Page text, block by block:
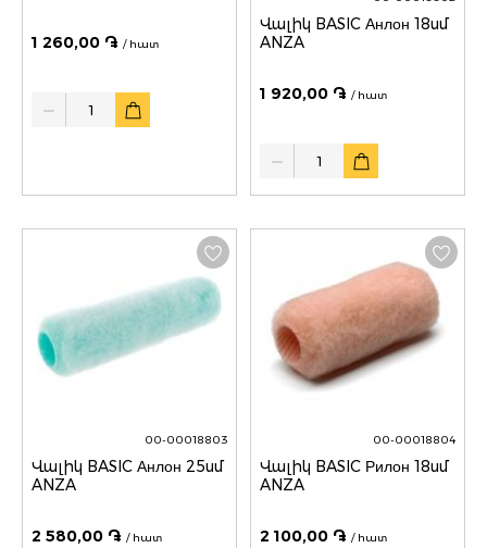
1 260,00 ֏ / հատ
Վալիկ BASIC Анлон 18սմ
ANZA
1 920,00 ֏ / հատ
00-00018803
Վալիկ BASIC Анлон 25սմ
ANZA
2 580,00 ֏ / հատ
00-00018804
Վալիկ BASIC Рилон 18սմ
ANZA
2 100,00 ֏ / հատ